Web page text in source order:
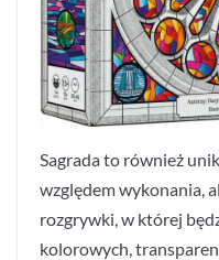
Sagrada to również
względem wykonania,
rozgrywki, w której
kolorowych,